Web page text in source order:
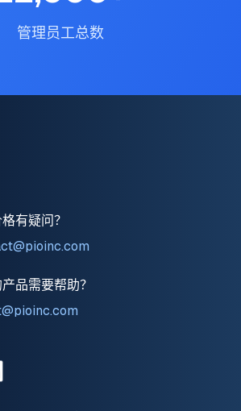
管理员工总数
有疑问？
品需要帮助？